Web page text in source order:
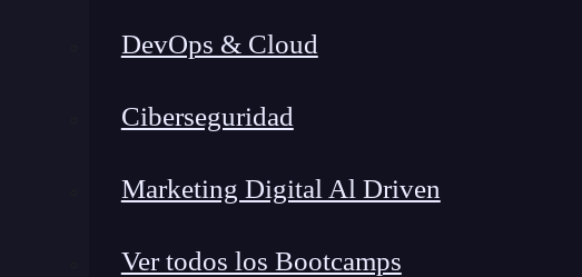
DevOps & Cloud
Ciberseguridad
Marketing Digital Al Driven
Ver todos los Bootcamps
Fernando Rodríguez